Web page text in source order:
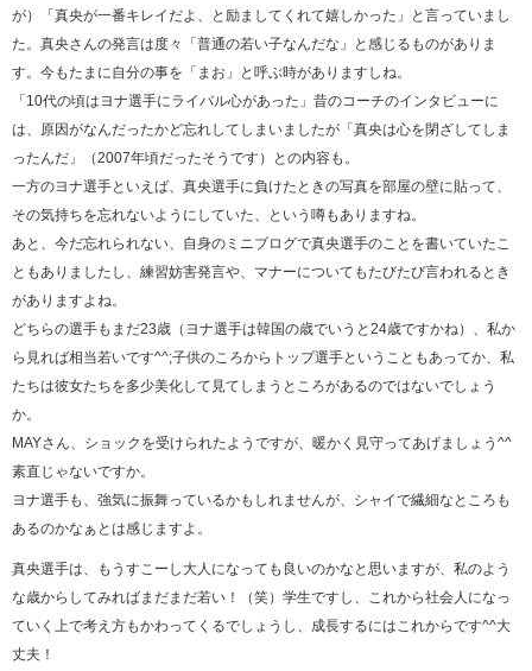
が）「真央が一番キレイだよ、と励ましてくれて嬉しかった」と言っていまし
た。真央さんの発言は度々「普通の若い子なんだな」と感じるものがありま
す。今もたまに自分の事を「まお」と呼ぶ時がありますしね。
「10代の頃はヨナ選手にライバル心があった」昔のコーチのインタビューに
は、原因がなんだったかど忘れしてしまいましたが「真央は心を閉ざしてしま
ったんだ」（2007年頃だったそうです）との内容も。
一方のヨナ選手といえば、真央選手に負けたときの写真を部屋の壁に貼って、
その気持ちを忘れないようにしていた、という噂もありますね。
あと、今だ忘れられない、自身のミニブログで真央選手のことを書いていたこ
ともありましたし、練習妨害発言や、マナーについてもたびたび言われるとき
がありますよね。
どちらの選手もまだ23歳（ヨナ選手は韓国の歳でいうと24歳ですかね）、私か
ら見れば相当若いです^^;子供のころからトップ選手ということもあってか、私
たちは彼女たちを多少美化して見てしまうところがあるのではないでしょう
か。
MAYさん、ショックを受けられたようですが、暖かく見守ってあげましょう^^
素直じゃないですか。
ヨナ選手も、強気に振舞っているかもしれませんが、シャイで繊細なところも
あるのかなぁとは感じますよ。
真央選手は、もうすこーし大人になっても良いのかなと思いますが、私のよう
な歳からしてみればまだまだ若い！（笑）学生ですし、これから社会人になっ
ていく上で考え方もかわってくるでしょうし、成長するにはこれからです^^大
丈夫！